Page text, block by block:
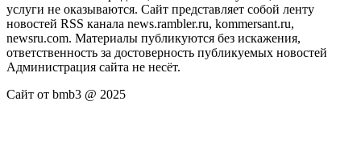
услуги не оказываются. Сайт представляет собой ленту
новостей RSS канала news.rambler.ru, kommersant.ru,
newsru.com. Материалы публикуются без искажения,
ответственность за достоверность публикуемых новостей
Администрация сайта не несёт.
Сайт от bmb3 @ 2025